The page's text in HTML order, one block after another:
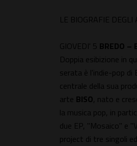
LE BIOGRAFIE DEGLI
GIOVEDI' 5 BREDO –
Doppia esibizione in
serata è l'indie-pop di
centrale della sua
arte BISO, nato e
la musica pop, in
due EP, "Mosaico" e
project di tre singoli